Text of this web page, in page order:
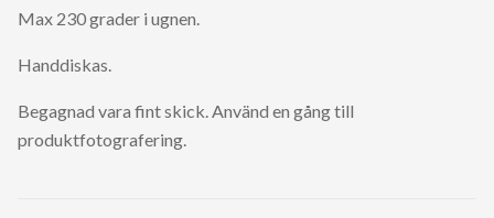
Max 230 grader i ugnen.
Handdiskas.
Begagnad vara fint skick. Använd en gång till
produktfotografering.